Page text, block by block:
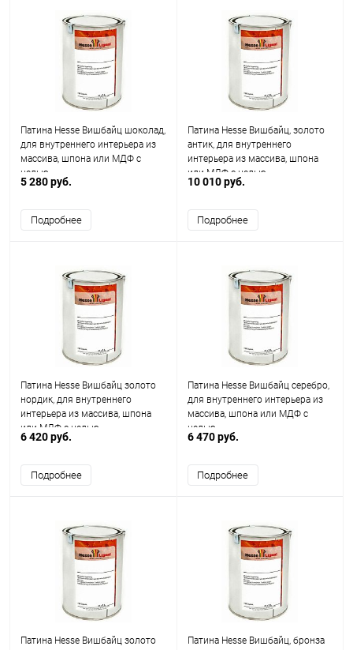
Патина Hesse Вишбайц шоколад,
для внутреннего интерьера из
массива, шпона или МДФ с
целью
5 280 руб.
Подробнее
Патина Hesse Вишбайц, золото
антик, для внутреннего
интерьера из массива, шпона
или МДФ с целью
10 010 руб.
Подробнее
Патина Hesse Вишбайц золото
нордик, для внутреннего
интерьера из массива, шпона
или МДФ с целью
6 420 руб.
Подробнее
Патина Hesse Вишбайц серебро,
для внутреннего интерьера из
массива, шпона или МДФ с
целью
6 470 руб.
Подробнее
Патина Hesse Вишбайц золото
Патина Hesse Вишбайц, бронза